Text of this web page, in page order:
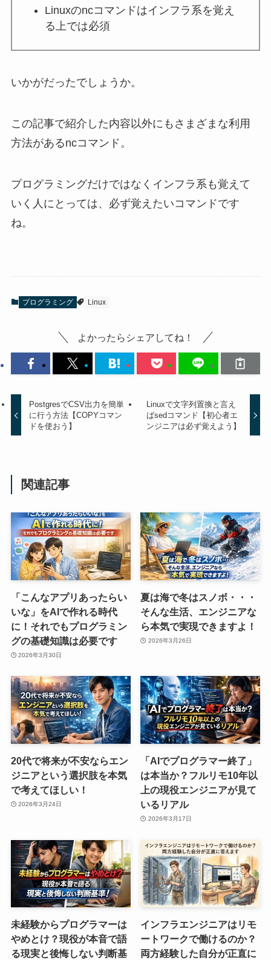
Linuxのncコマンドはインフラ系を覚え
る上では必須
いかがだったでしょうか。
この記事で紹介した内容以外にもさまざまな利用
方法があるncコマンド。
プログラミングだけではなくインフラ系も覚えて
いく人にとっては、必ず覚えたいコマンドです
ね。
プログラミング Linux
よかったらシェアしてね！
PostgresでCSV出力を簡単
に行う方法【COPYコマン
ドを使おう】
Linuxで文字列置換と言え
ばsedコマンド【初心者エ
ンジニアは必ず覚えよう】
関連記事
「こんなアプリあったらい
いな」をAIで作れる時代
に！それでもプログラミン
グの基礎知識は必要です
2026年3月30日
夏は海で冬はスノボ・・・
そんな生活、エンジニアな
ら本気で実現できますよ！
2026年3月26日
20代で将来が不安ならエン
ジニアという選択肢を本気
で考えてほしい！
2026年3月24日
「AIでプログラマー終了」
は本当か？フルリモ10年以
上の現役エンジニアが見て
いるリアル
2026年3月17日
未経験からプログラマーは
やめとけ？現役が本音で語
る現実と後悔しない判断基
インフラエンジニアはリモ
ートワークで働けるのか？
両方経験した自分が正直に